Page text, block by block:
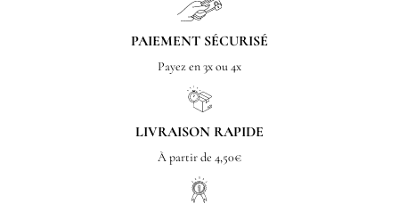
PAIEMENT SÉCURISÉ
Payez en 3x ou 4x
LIVRAISON RAPIDE
À partir de 4,50€